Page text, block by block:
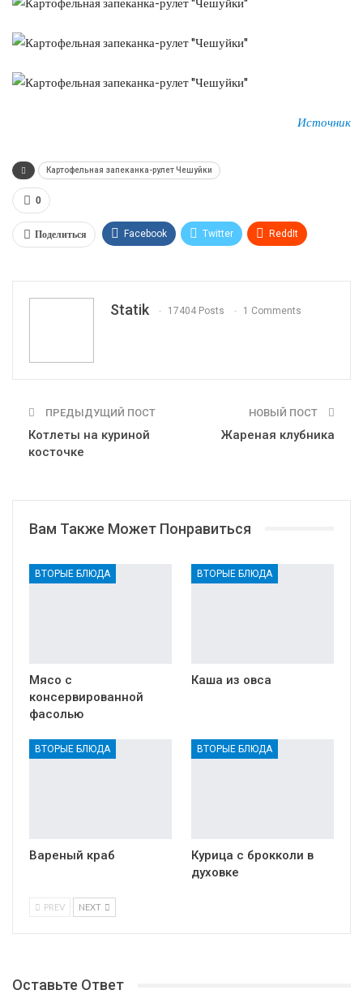
Источник
Картофельная запеканка-рулет Чешуйки
0
Поделиться Facebook Twitter ReddIt
Statik 17404 Posts 1 Comments
ПРЕДЫДУЩИЙ ПОСТ
Котлеты на куриной
косточке
НОВЫЙ ПОСТ
Жареная клубника
Вам Также Может Понравиться
ВТОРЫЕ БЛЮДА
Мясо с
консервированной
фасолью
ВТОРЫЕ БЛЮДА
Каша из овса
ВТОРЫЕ БЛЮДА
Вареный краб
ВТОРЫЕ БЛЮДА
Курица с брокколи в
духовке
PREV NEXT
Оставьте Ответ